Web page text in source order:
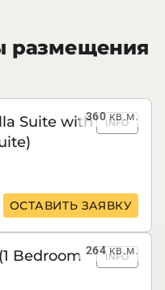
размещения
360кв.м.
Suite with
INFO
ОСТАВИТЬ ЗАЯВКУ
264кв.м.
Bedroom
INFO